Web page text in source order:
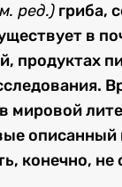
ред.) гриба,
в
продуктах
мировой
конечно, не